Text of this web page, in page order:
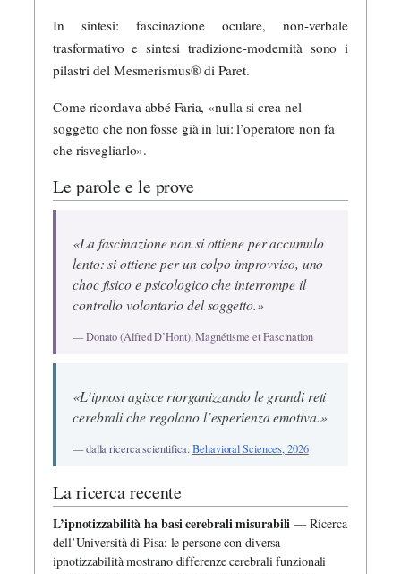
In sintesi: fascinazione oculare, non-verbale
trasformativo e sintesi tradizione-modernità sono i
pilastri del Mesmerismus® di Paret.
Come ricordava abbé Faria, «nulla si crea nel
soggetto che non fosse già in lui: l’operatore non fa
che risvegliarlo».
Le parole e le prove
«La fascinazione non si ottiene per accumulo
lento: si ottiene per un colpo improvviso, uno
choc fisico e psicologico che interrompe il
controllo volontario del soggetto.»
— Donato (Alfred D’Hont), Magnétisme et Fascination
«L’ipnosi agisce riorganizzando le grandi reti
cerebrali che regolano l’esperienza emotiva.»
— dalla ricerca scientifica:Behavioral Sciences, 2026
La ricerca recente
L’ipnotizzabilità ha basi cerebrali misurabili — Ricerca
dell’Università di Pisa: le persone con diversa
ipnotizzabilità mostrano differenze cerebrali funzionali